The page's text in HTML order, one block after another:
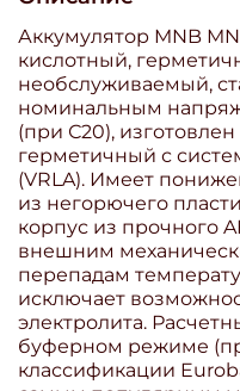
Аккумулятор MNB
кислотный,
необслуживаемый,
номинальным
(при С20),
герметичный с
(VRLA). Имеет
из негорючего
корпус из прочного
внешним
перепадам
исключает
электролита.
буферном режиме
классификации